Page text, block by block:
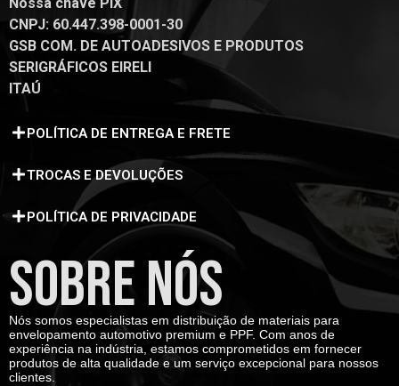
CNPJ: 60.447.398-0001-30
GSB COM. DE AUTOADESIVOS E PRODUTOS
SERIGRÁFICOS EIRELI
ITAÚ
POLÍTICA DE ENTREGA E FRETE
TROCAS E DEVOLUÇÕES
POLÍTICA DE PRIVACIDADE
SOBRE NÓS
Nós somos especialistas em distribuição de materiais para
envelopamento automotivo premium e PPF. Com anos de
experiência na indústria, estamos comprometidos em fornecer
produtos de alta qualidade e um serviço excepcional para nossos
clientes.